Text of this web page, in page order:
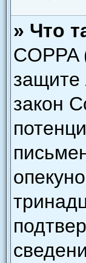
» Что
защите
закон